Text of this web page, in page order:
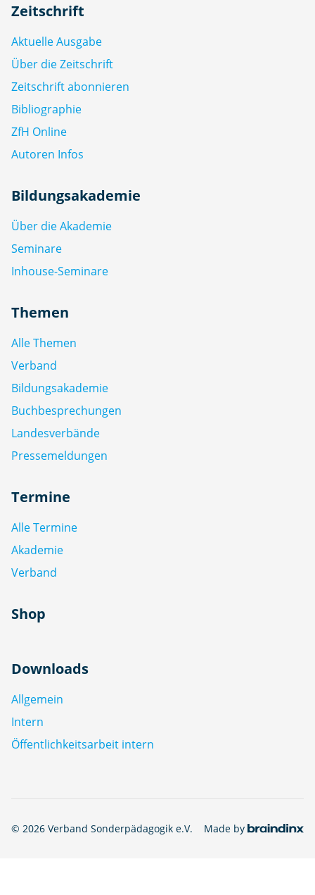
Zeitschrift
Aktuelle Ausgabe
Über die Zeitschrift
Zeitschrift abonnieren
Bibliographie
ZfH Online
Autoren Infos
Bildungsakademie
Über die Akademie
Seminare
Inhouse-Seminare
Themen
Alle Themen
Verband
Bildungsakademie
Buchbesprechungen
Landesverbände
Pressemeldungen
Termine
Alle Termine
Akademie
Verband
Shop
Downloads
Allgemein
Intern
Öffentlichkeitsarbeit intern
© 2026 Verband Sonderpädagogik e.V. Made by